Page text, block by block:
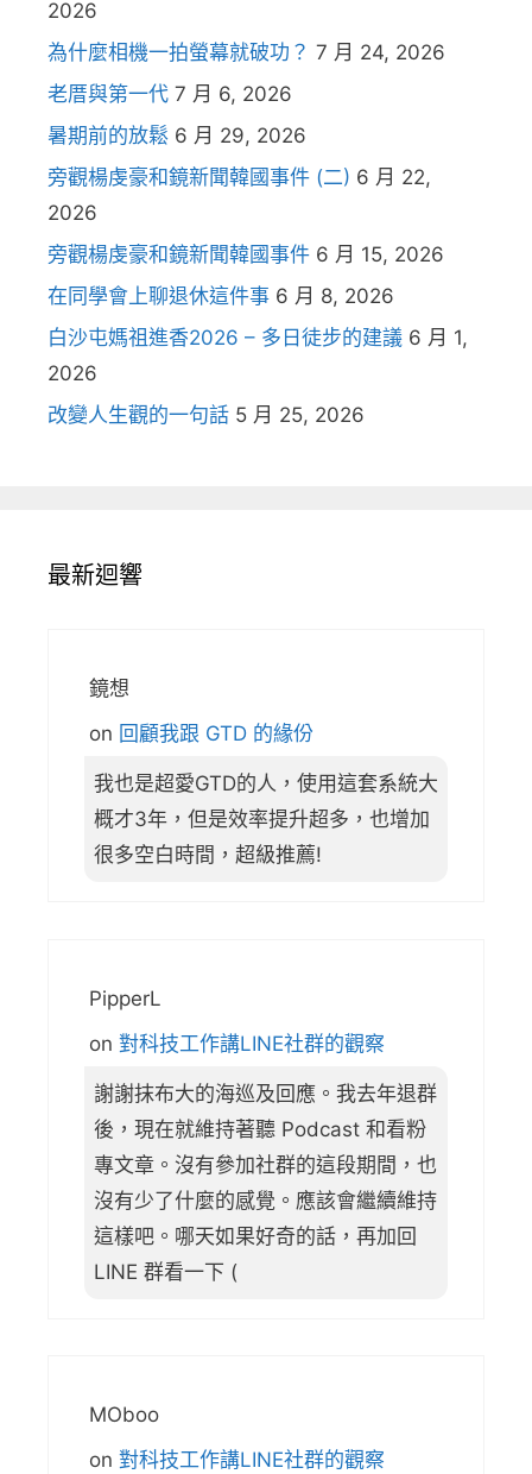
2026
為什麼相機一拍螢幕就破功？ 7 月 24, 2026
老厝與第一代 7 月 6, 2026
暑期前的放鬆 6 月 29, 2026
旁觀楊虔豪和鏡新聞韓國事件 (二) 6 月 22,
2026
旁觀楊虔豪和鏡新聞韓國事件 6 月 15, 2026
在同學會上聊退休這件事 6 月 8, 2026
白沙屯媽祖進香2026 – 多日徒步的建議 6 月 1,
2026
改變人生觀的一句話 5 月 25, 2026
最新迴響
鏡想
on 回顧我跟 GTD 的緣份
我也是超愛GTD的人，使用這套系統大
概才3年，但是效率提升超多，也增加
很多空白時間，超級推薦!
PipperL
on 對科技工作講LINE社群的觀察
謝謝抹布大的海巡及回應。我去年退群
後，現在就維持著聽 Podcast 和看粉
專文章。沒有參加社群的這段期間，也
沒有少了什麼的感覺。應該會繼續維持
這樣吧。哪天如果好奇的話，再加回
LINE 群看一下 (
MOboo
on 對科技工作講LINE社群的觀察